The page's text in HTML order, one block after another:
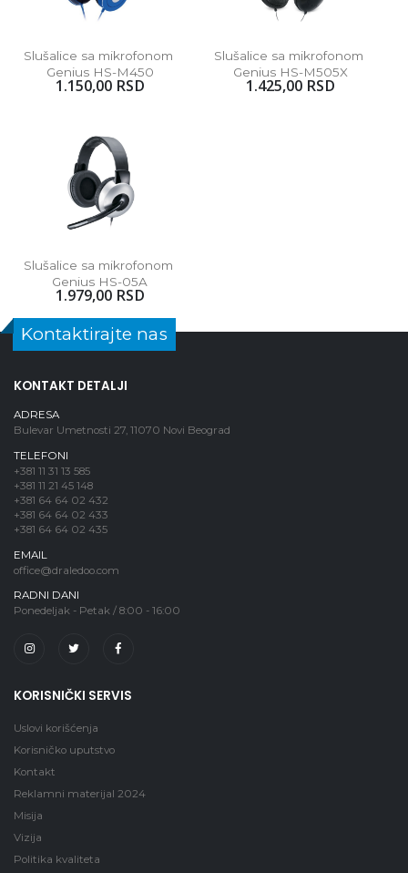
Slušalice sa mikrofonom
Genius HS-M450
1.150,00 RSD
Slušalice sa mikrofonom
Genius HS-M505X
1.425,00 RSD
Slušalice sa mikrofonom
Genius HS-05A
1.979,00 RSD
Kontaktirajte nas
KONTAKT DETALJI
ADRESA
Bulevar Umetnosti 27, 11070 Novi Beograd
TELEFONI
+381 11 31 13 585
+381 11 21 45 148
+381 64 64 02 432
+381 64 64 02 433
+381 64 64 02 435
EMAIL
office@draledoo.com
RADNI DANI
Ponedeljak - Petak / 8:00 - 16:00
KORISNIČKI SERVIS
Uslovi korišćenja
Korisničko uputstvo
Kontakt
Reklamni materijal 2024
Misija
Vizija
Politika kvaliteta